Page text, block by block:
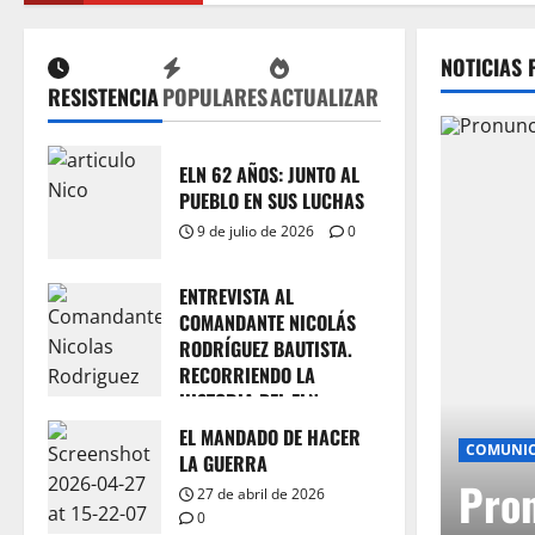
RESISTENCIAPOPULARESACTUALIZAR
ELN 62 AÑOS: JUNTO AL
PUEBLO EN SUS LUCHAS
9 de julio de 2026 0
ENTREVISTA AL
COMANDANTE NICOLÁS
RODRÍGUEZ BAUTISTA.
RECORRIENDO LA
HISTORIA DEL ELN
COLOMBIANO. (I)
1 de junio de 2026
EL MANDADO DE HACER
LA GUERRA
27 de abril de 2026
0
NOTICIAS
COMUNICADOS PAZ
Pronunciamiento.